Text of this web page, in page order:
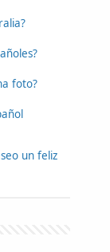
foto?
un feliz